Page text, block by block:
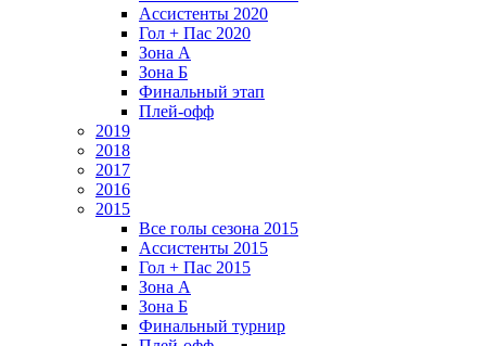
Ассистенты 2020
Гол + Пас 2020
Зона А
Зона Б
Финальный этап
Плей-офф
2019
2018
2017
2016
2015
Все голы сезона 2015
Ассистенты 2015
Гол + Пас 2015
Зона А
Зона Б
Финальный турнир